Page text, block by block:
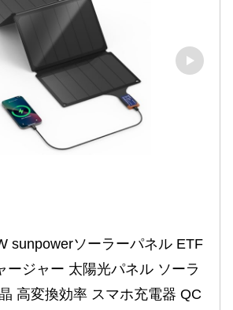
sunpowerソーラーパネル ETF
ージャー 太陽光パネル ソーラ
高変換効率 スマホ充電器 QC